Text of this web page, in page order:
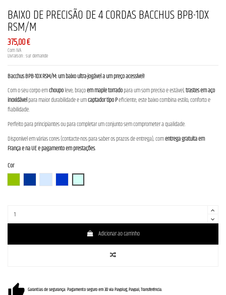
BAIXO DE PRECISÃO DE 4 CORDAS BACCHUS BPB-1DX
RSM/M
375,00 €
Com IVA
Livraison : sur demande
Bacchus BPB-1DX RSM/M: um baixo ultra-jogável a um preço acessível!
Com o seu corpo emchoupoleve, braçoem maple torradopara um som preciso e estável,trastes em aço
inoxidávelpara maior durabilidade e umcaptador tipo Peficiente, este baixo combina estilo, conforto e
fiabilidade.
Perfeito para principiantes ou para completar um conjunto sem comprometer a qualidade.
Disponível em várias cores (contacte-nos para saber os prazos de entrega), comentrega gratuita em
França e na UE e pagamento em prestações.
Cor
Adicionar ao carrinho
Garantias de segurança: Pagamento seguro em 3D via Payplug, Paypal, Transferência.